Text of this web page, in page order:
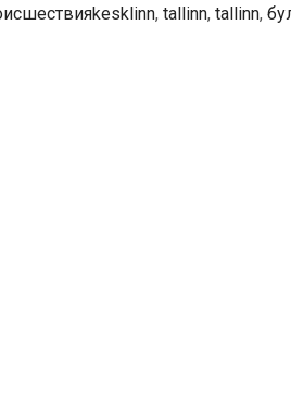
Метки
kesklinn, tallinn, tallinn,